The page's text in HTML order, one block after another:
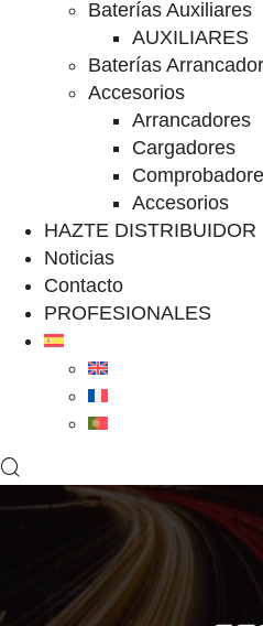
Baterías Auxiliares
AUXILIARES
Baterías Arrancador
Accesorios
Arrancadores
Cargadores
Accesorios
HAZTE DISTRIBUIDOR
Noticias
Contacto
PROFESIONALES